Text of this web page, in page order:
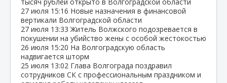
27 июля 15:16 Новые назначения в финансовой
вертикали Волгоградской области
27 июля 13:33 Житель Волжского подозревается в
покушении на убийство жены с особой жестокостью
26 июля 15:20 На Волгоградскую область
надвигается шторм
25 июля 13:02 Глава Волгограда поздравил
сотрудников СК с профессиональным праздником и